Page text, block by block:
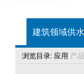
建筑领域供水
浏览目录: 应用 产